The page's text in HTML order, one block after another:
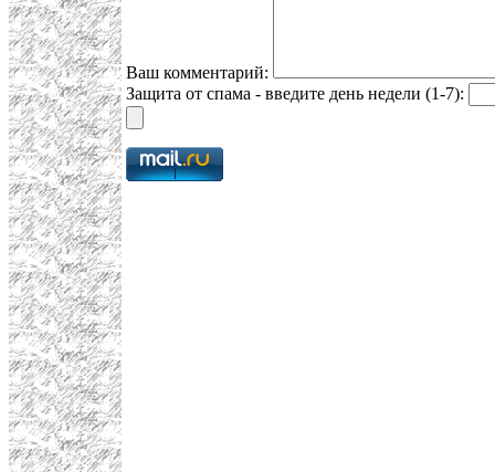
Ваш комментарий:
Защита от спама - введите день недели (1-7):